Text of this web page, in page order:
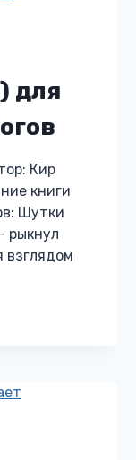
для
Кир
книги
Шутки
рыкнул
взглядом